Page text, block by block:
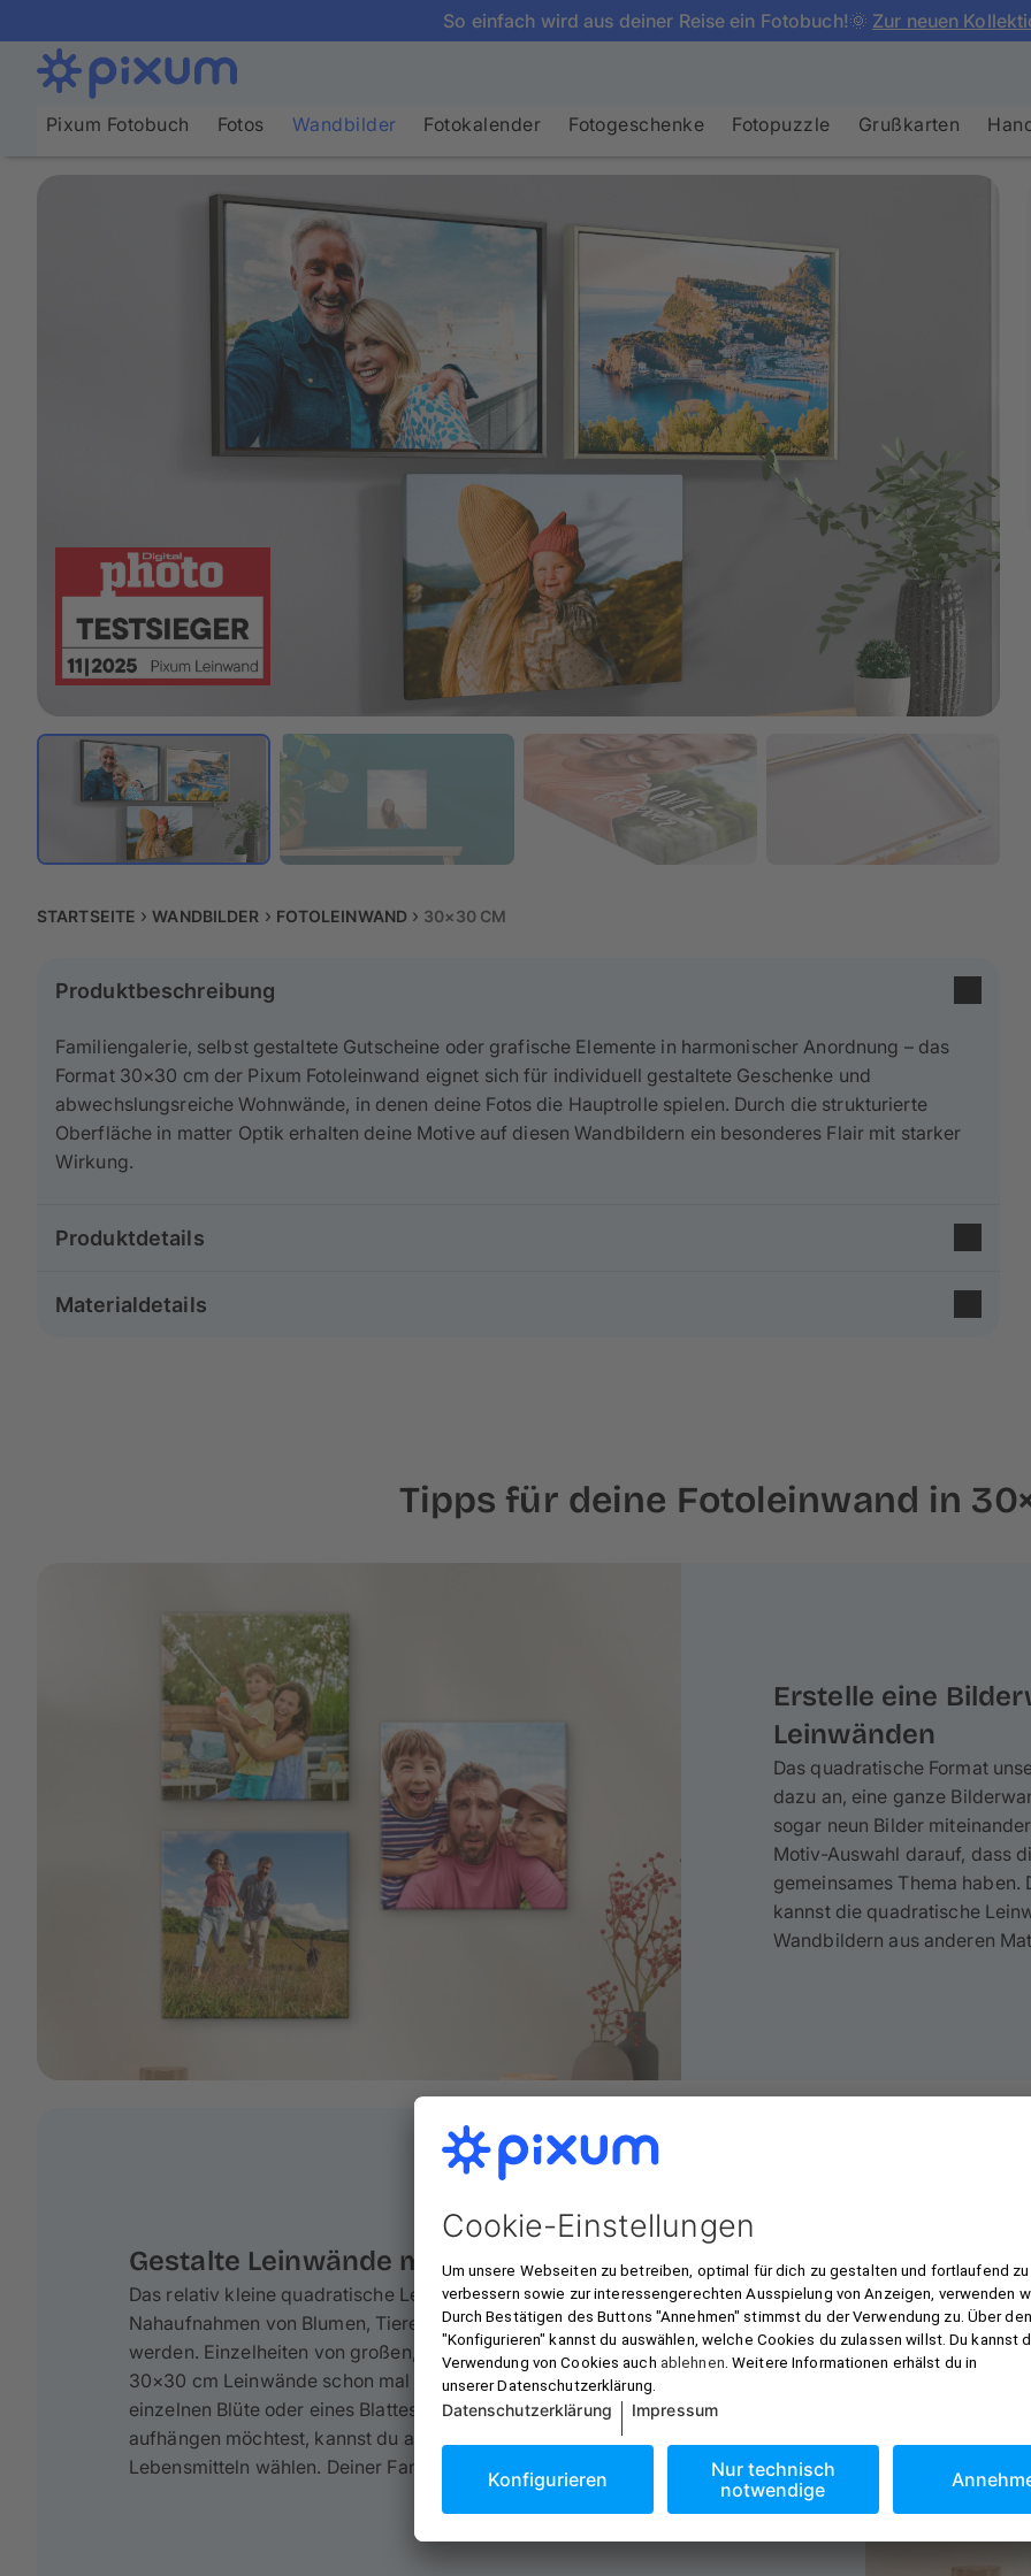
So einfach wird aus deiner Reise ein Fotobuch!🌞 Zur neuen
Pixum Fotobuch Fotos Wandbilder Fotokalender Fotogeschenke Fotopuzzle Grußkarten
STARTSEITE WANDBILDER FOTOLEINWAND 30×30 CM
Produktbeschreibung
Familiengalerie, selbst gestaltete Gutscheine oder grafische Elemente in harmonischer Anordnung – das
Format 30×30 cm der Pixum Fotoleinwand eignet sich für individuell gestaltete Geschenke und
abwechslungsreiche Wohnwände, in denen deine Fotos die Hauptrolle spielen. Durch die strukturierte
Oberfläche in matter Optik erhalten deine Motive auf diesen Wandbildern ein besonderes Flair mit starker
Wirkung.
Produktdetails
Gruppe: Poster & Leinwand
Materialdetails
Stabilität und Langlebigkeit. Deine Fotoleinwand im Format 30×30 cm wird auf einen ca.
Tipps für deine Fotoleinwand in
Erstelle eine
Leinwänden
Das quadratische Format
dazu an, eine ganze
sogar neun Bilder
Motiv-Auswahl darauf, dass
gemeinsames Thema haben.
kannst die quadratische
Wandbildern aus anderen
Gestalte Leinwände mit Close Ups
Das relativ kleine quadratische Leinwandformat bietet sich dafür an, mit
Nahaufnahmen von Blumen, Tieren oder Gegenständen bedruckt zu
werden. Einzelheiten von großen, detailreichen Bildern gehen auf dem
30×30 cm Leinwände schon mal unter. Wähle stattdessen ein Foto einer
einzelnen Blüte oder eines Blattes. Wenn du die Leinwand in der Küche
aufhängen möchtest, kannst du auch Bilder von Getränken oder
Lebensmitteln wählen. Deiner Fantasie sind dabei keine Grenzen gesetzt.